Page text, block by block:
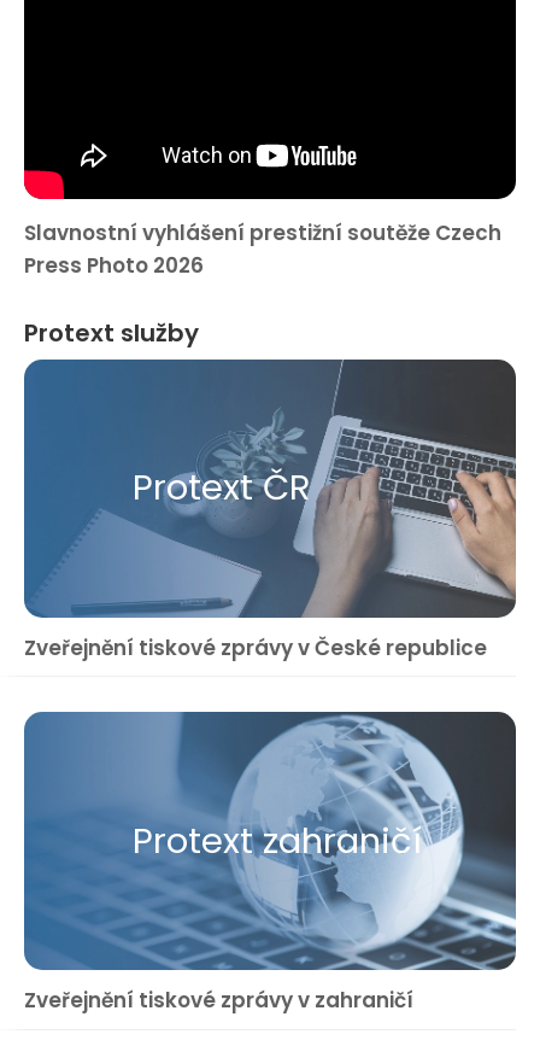
Slavnostní vyhlášení prestižní soutěže Czech
Press Photo 2026
Protext služby
Protext ČR
Zveřejnění tiskové zprávy v České republice
Protext zahraničí
Zveřejnění tiskové zprávy v zahraničí